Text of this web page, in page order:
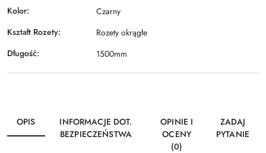
Kolor:
Czarny
Kształt Rozety:
Rozety okrągłe
Długość:
1500mm
OPIS
INFORMACJE DOT.
BEZPIECZEŃSTWA
OPINIE I
OCENY
(0)
ZADAJ
PYTANIE